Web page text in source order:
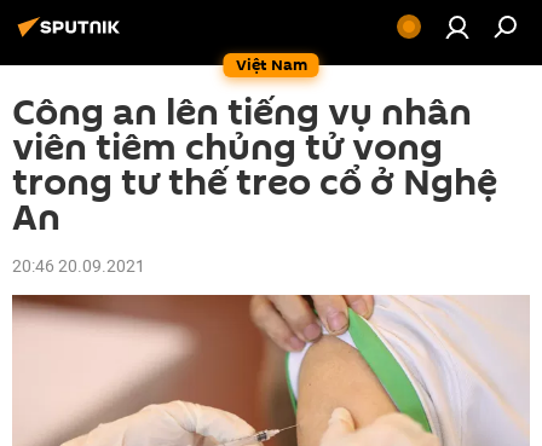
Việt Nam
Công an lên tiếng vụ nhân
viên tiêm chủng tử vong
trong tư thế treo cổ ở Nghệ
An
20:46 20.09.2021